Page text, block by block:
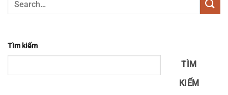
Tìm kiếm
TÌM
KIẾM